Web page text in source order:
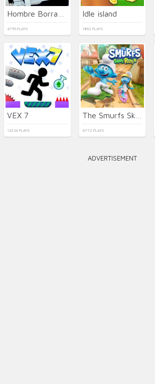
4755 PLAYS
Idle island
1862 PLAYS
VEX 7
13234 PLAYS 4772 PLAYS
ADVERTISEMENT